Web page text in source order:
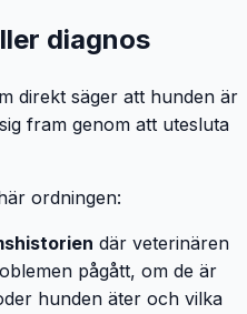
diagnos
direkt säger att hunden är
fram genom att utesluta
ordningen:
där veterinären
pågått, om de är
hunden äter och vilka